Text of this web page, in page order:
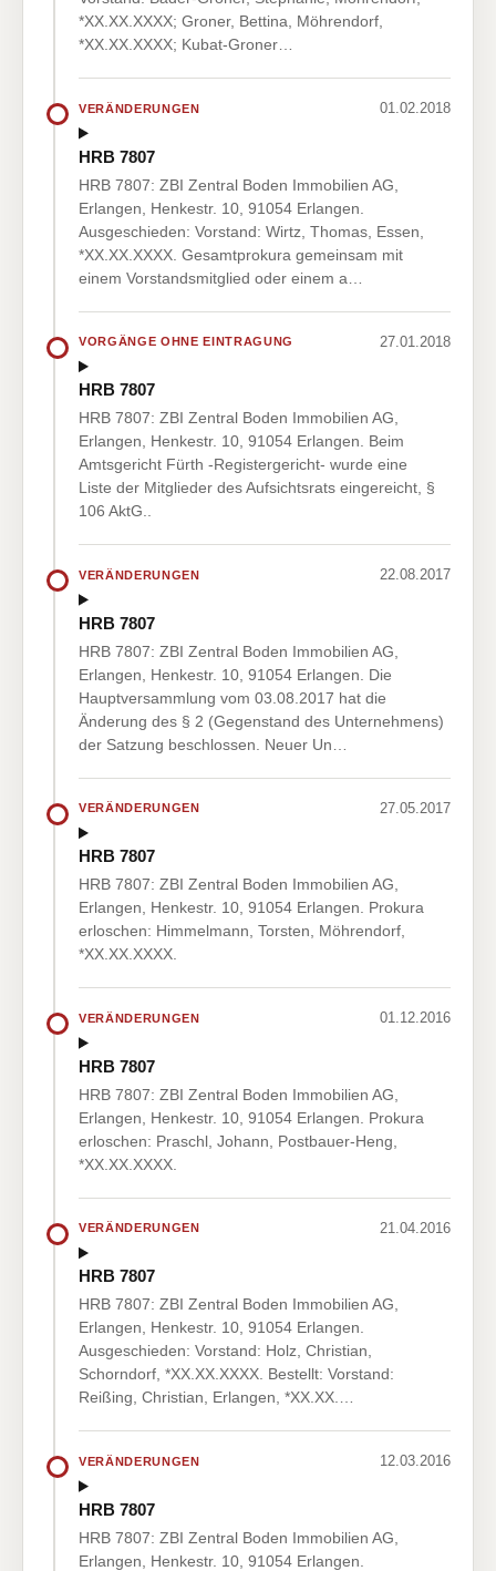
*XX.XX.XXXX; Groner, Bettina, Möhrendorf,
*XX.XX.XXXX; Kubat-Groner…
VERÄNDERUNGEN 01.02.2018
HRB 7807
HRB 7807: ZBI Zentral Boden Immobilien AG,
Erlangen, Henkestr. 10, 91054 Erlangen.
Ausgeschieden: Vorstand: Wirtz, Thomas, Essen,
*XX.XX.XXXX. Gesamtprokura gemeinsam mit
einem Vorstandsmitglied oder einem a…
VORGÄNGE OHNE EINTRAGUNG 27.01.2018
HRB 7807
HRB 7807: ZBI Zentral Boden Immobilien AG,
Erlangen, Henkestr. 10, 91054 Erlangen. Beim
Amtsgericht Fürth -Registergericht- wurde eine
Liste der Mitglieder des Aufsichtsrats eingereicht, §
106 AktG..
VERÄNDERUNGEN 22.08.2017
HRB 7807
HRB 7807: ZBI Zentral Boden Immobilien AG,
Erlangen, Henkestr. 10, 91054 Erlangen. Die
Hauptversammlung vom 03.08.2017 hat die
Änderung des § 2 (Gegenstand des Unternehmens)
der Satzung beschlossen. Neuer Un…
VERÄNDERUNGEN 27.05.2017
HRB 7807
HRB 7807: ZBI Zentral Boden Immobilien AG,
Erlangen, Henkestr. 10, 91054 Erlangen. Prokura
erloschen: Himmelmann, Torsten, Möhrendorf,
*XX.XX.XXXX.
VERÄNDERUNGEN 01.12.2016
HRB 7807
HRB 7807: ZBI Zentral Boden Immobilien AG,
Erlangen, Henkestr. 10, 91054 Erlangen. Prokura
erloschen: Praschl, Johann, Postbauer-Heng,
*XX.XX.XXXX.
VERÄNDERUNGEN 21.04.2016
HRB 7807
HRB 7807: ZBI Zentral Boden Immobilien AG,
Erlangen, Henkestr. 10, 91054 Erlangen.
Ausgeschieden: Vorstand: Holz, Christian,
Schorndorf, *XX.XX.XXXX. Bestellt: Vorstand:
Reißing, Christian, Erlangen, *XX.XX.…
VERÄNDERUNGEN 12.03.2016
HRB 7807
HRB 7807: ZBI Zentral Boden Immobilien AG,
Erlangen, Henkestr. 10, 91054 Erlangen.